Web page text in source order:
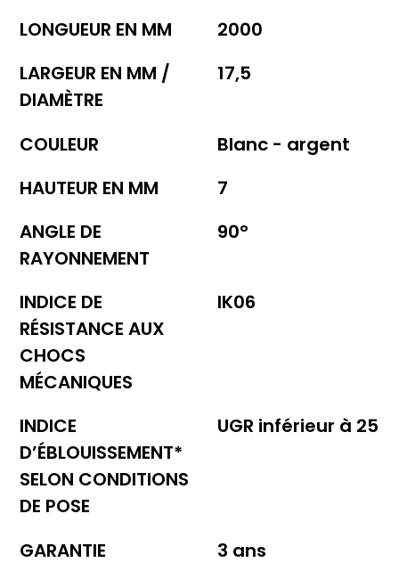
LONGUEUR EN MM
2000
LARGEUR EN MM /
DIAMÈTRE
17,5
COULEUR
Blanc - argent
HAUTEUR EN MM
7
ANGLE DE
RAYONNEMENT
90°
INDICE DE
RÉSISTANCE AUX
CHOCS
MÉCANIQUES
IK06
INDICE
D’ÉBLOUISSEMENT*
SELON CONDITIONS
DE POSE
UGR inférieur à 25
GARANTIE 3 ans